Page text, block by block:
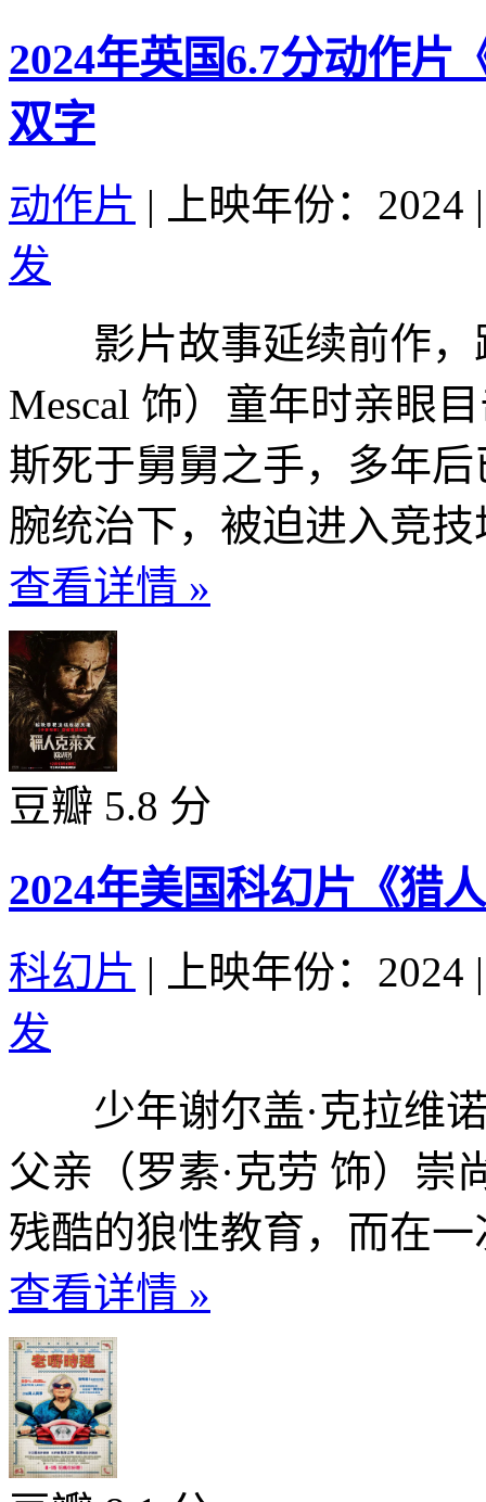
2024年英国6.7分动作片
双字
动作片 | 上映年份：2024 |
发
影片故事延续前作，
Mescal 饰）童年时亲眼
斯死于舅舅之手，多年
腕统治下，被迫进入竞
查看详情 »
豆瓣 5.8 分
2024年美国科幻片《猎
科幻片 | 上映年份：2024 |
发
少年谢尔盖·克拉维诺
父亲（罗素·克劳 饰）崇
残酷的狼性教育，而在
查看详情 »